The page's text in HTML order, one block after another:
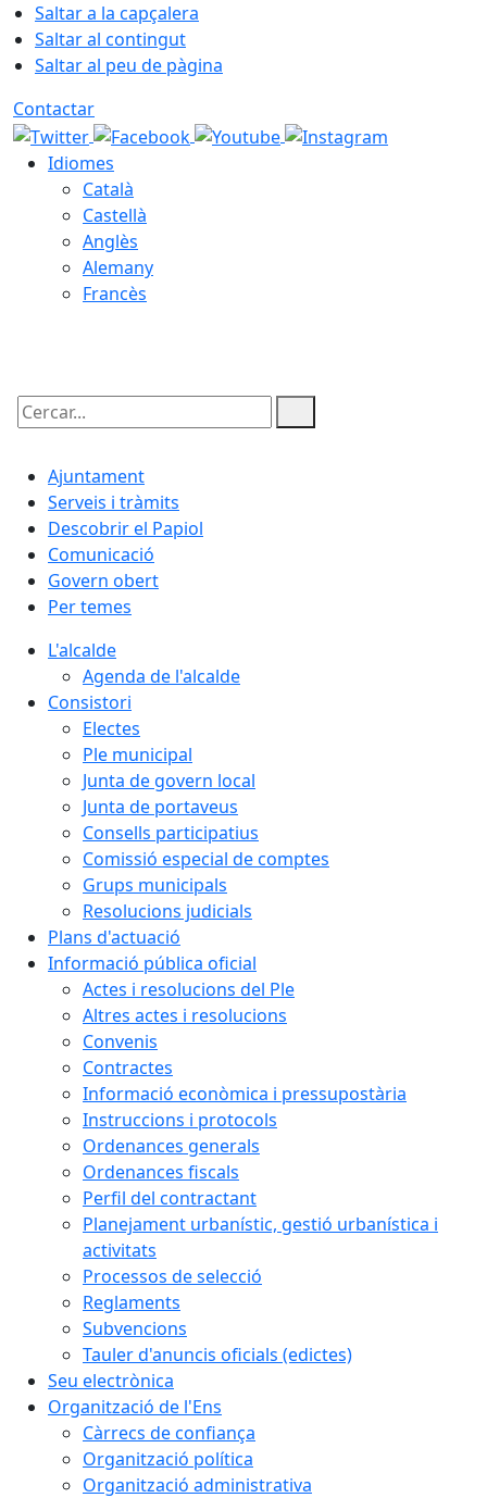
Saltar a la capçalera
Saltar al contingut
Saltar al peu de pàgina
Contactar
Idiomes
Català
Castellà
Anglès
Alemany
Francès
Cercar:
Ajuntament
Serveis i tràmits
Descobrir el Papiol
Comunicació
Govern obert
Per temes
L'alcalde
Agenda de l'alcalde
Consistori
Electes
Ple municipal
Junta de govern local
Junta de portaveus
Consells participatius
Comissió especial de comptes
Grups municipals
Resolucions judicials
Plans d'actuació
Informació pública oficial
Actes i resolucions del Ple
Altres actes i resolucions
Convenis
Contractes
Informació econòmica i pressupostària
Instruccions i protocols
Ordenances generals
Ordenances fiscals
Perfil del contractant
Planejament urbanístic, gestió urbanística i
activitats
Processos de selecció
Reglaments
Subvencions
Tauler d'anuncis oficials (edictes)
Seu electrònica
Organització de l'Ens
Càrrecs de confiança
Organització política
Organització administrativa